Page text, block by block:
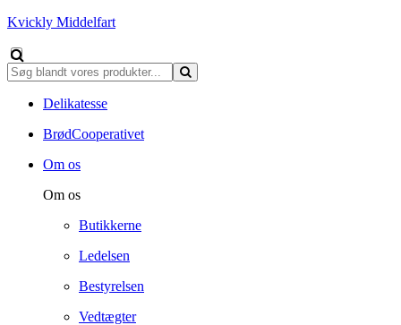
Kvickly Middelfart
Delikatesse
BrødCooperativet
Om os
Om os
Butikkerne
Ledelsen
Bestyrelsen
Vedtægter